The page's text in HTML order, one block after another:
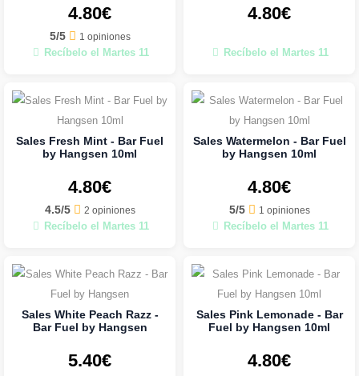
4.80€
5/5 1 opiniones
Recíbelo el Martes 11
4.80€
Recíbelo el Martes 11
Sales Fresh Mint - Bar Fuel
by Hangsen 10ml
4.80€
4.5/5 2 opiniones
Recíbelo el Martes 11
Sales Watermelon - Bar Fuel
by Hangsen 10ml
4.80€
5/5 1 opiniones
Recíbelo el Martes 11
Sales White Peach Razz -
Bar Fuel by Hangsen
5.40€
Sales Pink Lemonade - Bar
Fuel by Hangsen 10ml
4.80€